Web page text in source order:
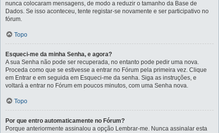
nunca colocaram mensagens, de modo a reduzir o tamanho da Base de
Dados. Se isso aconteceu, tente registar-se novamente e ser participativo no
fórum.
Topo
Esqueci-me da minha Senha, e agora?
A sua Senha não pode ser recuperada, no entanto pode pedir uma nova.
Proceda como que se estivesse a entrar no Fórum pela primeira vez. Clique
em Entrar e em seguida em Esqueci-me da senha. Siga as instruções, e
voltará a entrar no Fórum em poucos minutos, com uma Senha nova.
Topo
Por que entro automaticamente no Fórum?
Porque anteriormente assinalou a opção Lembrar-me. Nunca assinalar esta